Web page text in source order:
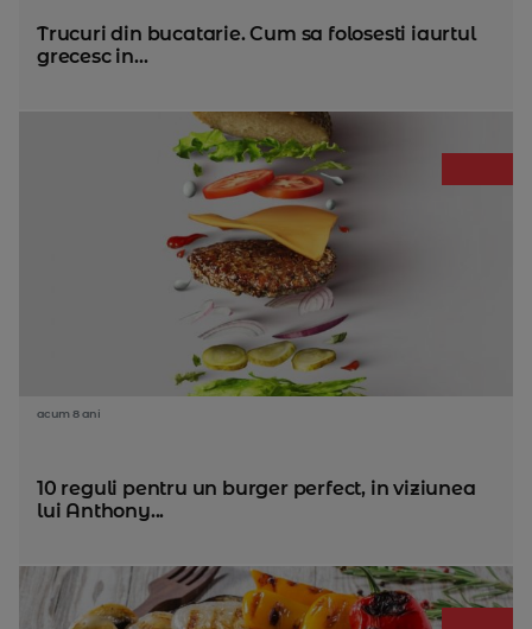
Trucuri din bucatarie. Cum sa folosesti iaurtul
grecesc in...
acum 8 ani
10 reguli pentru un burger perfect, in viziunea
lui Anthony...